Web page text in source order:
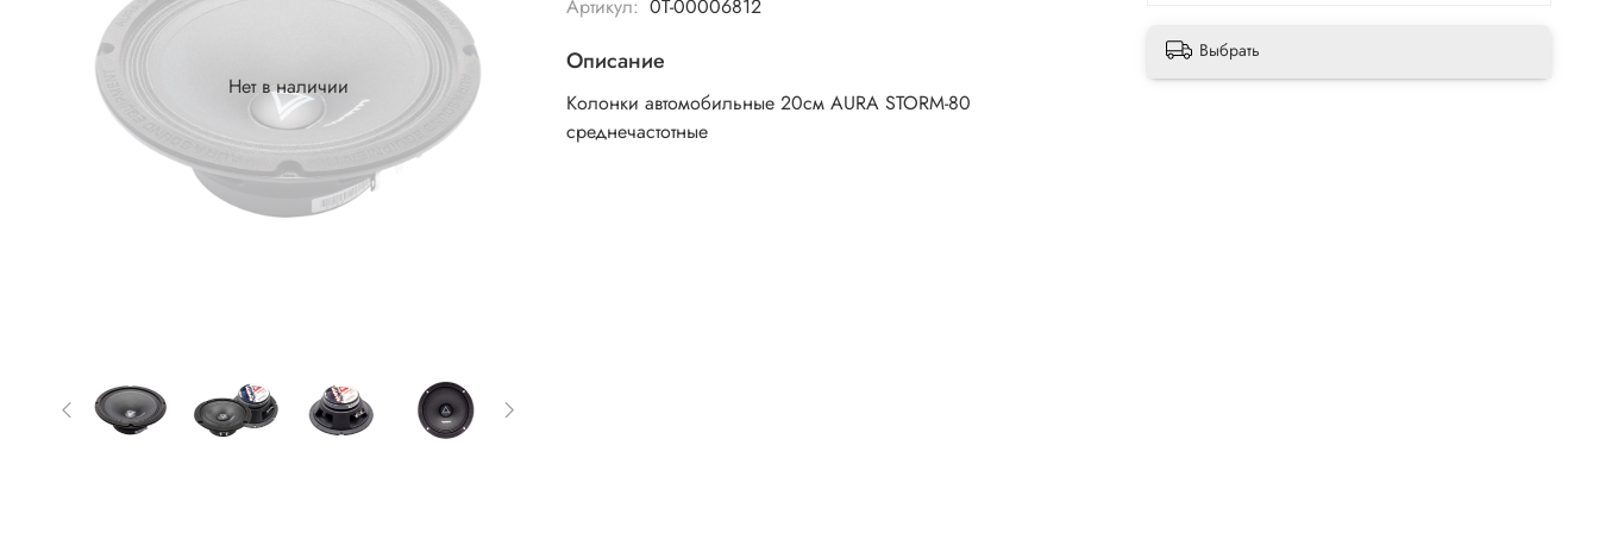
Нет в наличии
Артикул: 0Т-00006812
Описание
Колонки автомобильные 20см AURA STORM-80
среднечастотные
Выбрать